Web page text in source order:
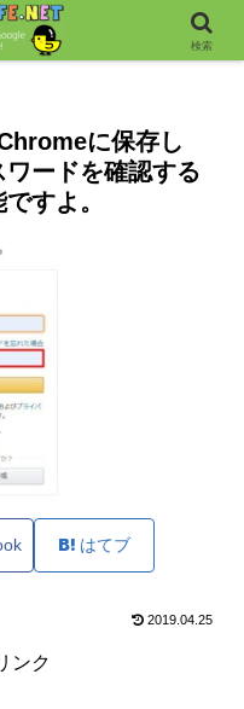
に保存し
ードを確認する
すよ。
はてブ
2019.04.25
ンク
検索